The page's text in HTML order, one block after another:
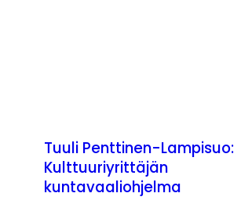
Tuuli Penttinen-Lampisuo:
Kulttuuriyrittäjän
kuntavaaliohjelma